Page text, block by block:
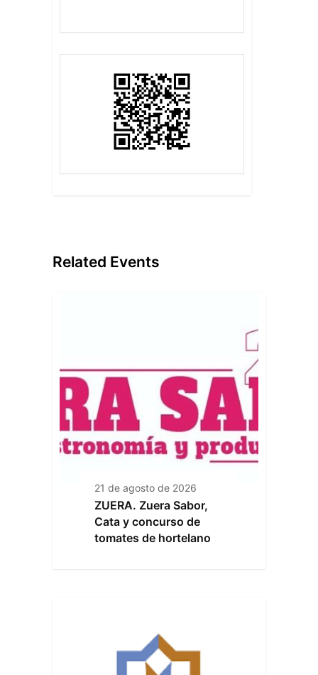
Related Events
21 de agosto de 2026
ZUERA. Zuera Sabor,
Cata y concurso de
tomates de hortelano